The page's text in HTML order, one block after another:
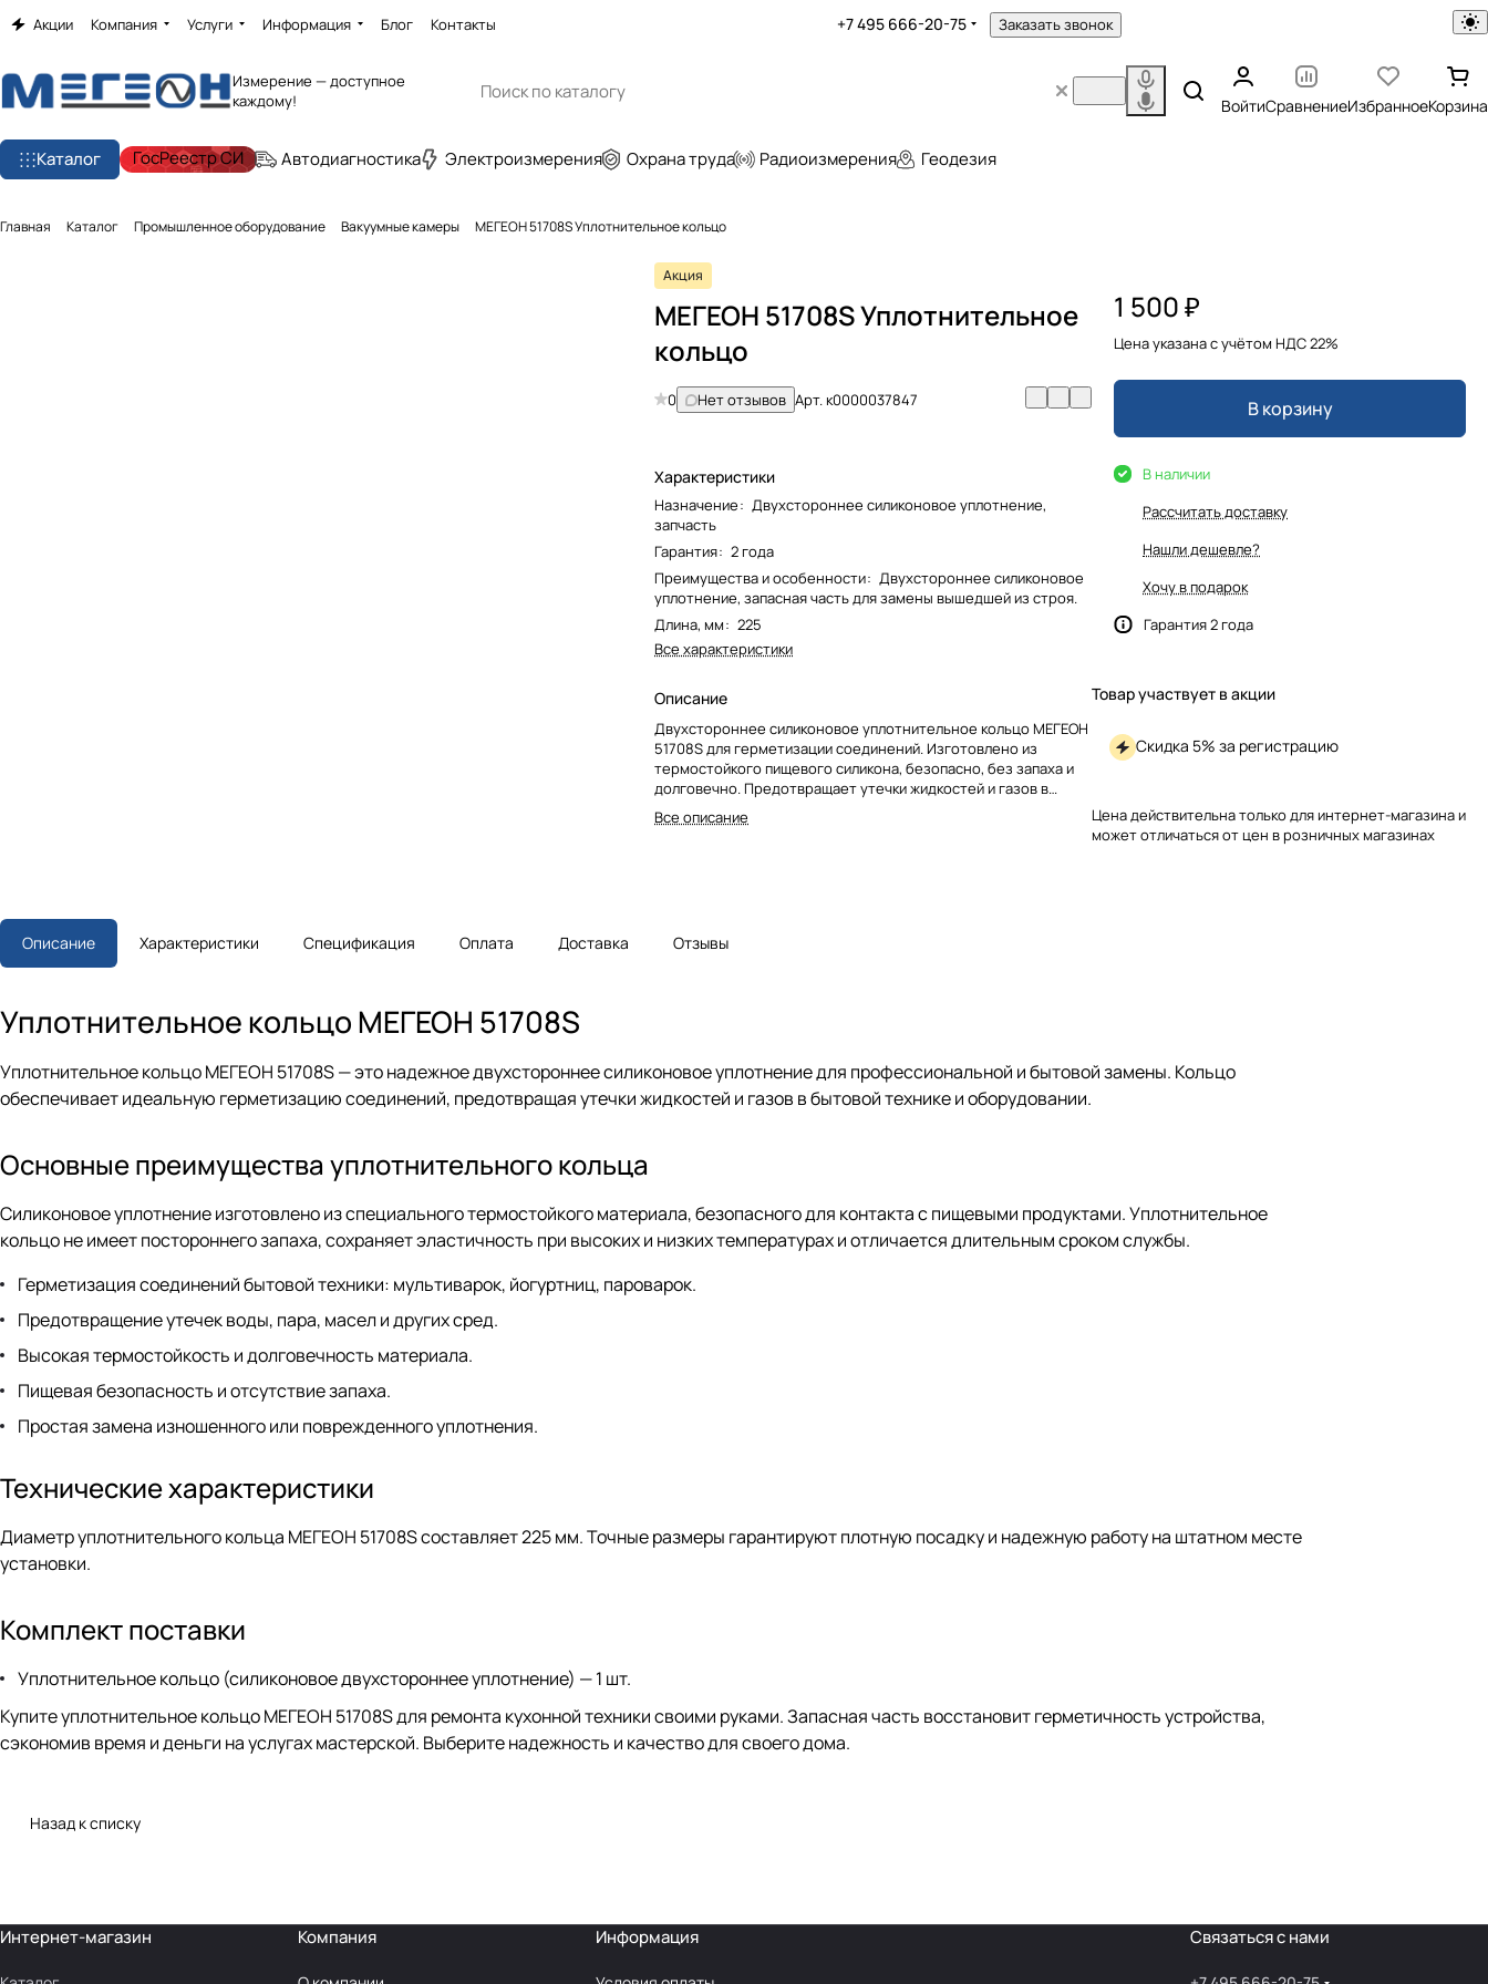
Акции Компания Услуги Информация Блог Контакты +7 495 666-20-75 Заказать звонок
Измерение — доступное
каждому!
ВойтиСравнениеИзбранноеКорзина
Каталог ГосРеестр СИ Автодиагностика Электроизмерения Охрана труда Радиоизмерения Геодезия
Главная Каталог Промышленное оборудование Вакуумные камеры МЕГЕОН 51708S Уплотнительное кольцо
Акция
МЕГЕОН 51708S Уплотнительное
кольцо
0 Нет отзывов Арт.к0000037847
Характеристики
Назначение: Двухстороннее силиконовое уплотнение,
запчасть
Гарантия: 2 года
Преимущества и особенности: Двухстороннее силиконовое
уплотнение, запасная часть для замены вышедшей из строя.
Длина, мм: 225
Все характеристики
Описание
Двухстороннее силиконовое уплотнительное кольцо МЕГЕОН
51708S для герметизации соединений. Изготовлено из
термостойкого пищевого силикона, безопасно, без запаха и
долговечно. Предотвращает утечки жидкостей и газов в
оборудовании.
Все описание
1 500 ₽
Цена указана с учётом НДС 22%
В корзину
В наличии
Рассчитать доставку
Нашли дешевле?
Хочу в подарок
Гарантия 2 года
Товар участвует в акции
Скидка 5% за регистрацию
Цена действительна только для интернет-магазина и
может отличаться от цен в розничных магазинах
Описание Характеристики Спецификация Оплата Доставка Отзывы
Уплотнительное кольцо МЕГЕОН 51708S
Уплотнительное кольцо МЕГЕОН 51708S — это надежное двухстороннее силиконовое уплотнение для профессиональной и бытовой замены. Кольцо
обеспечивает идеальную герметизацию соединений, предотвращая утечки жидкостей и газов в бытовой технике и оборудовании.
Основные преимущества уплотнительного кольца
Силиконовое уплотнение изготовлено из специального термостойкого материала, безопасного для контакта с пищевыми продуктами. Уплотнительное
кольцо не имеет постороннего запаха, сохраняет эластичность при высоких и низких температурах и отличается длительным сроком службы.
Герметизация соединений бытовой техники: мультиварок, йогуртниц, пароварок.
Предотвращение утечек воды, пара, масел и других сред.
Высокая термостойкость и долговечность материала.
Пищевая безопасность и отсутствие запаха.
Простая замена изношенного или поврежденного уплотнения.
Технические характеристики
Диаметр уплотнительного кольца МЕГЕОН 51708S составляет 225 мм. Точные размеры гарантируют плотную посадку и надежную работу на штатном месте
установки.
Комплект поставки
Уплотнительное кольцо (силиконовое двухстороннее уплотнение) — 1 шт.
Купите уплотнительное кольцо МЕГЕОН 51708S для ремонта кухонной техники своими руками. Запасная часть восстановит герметичность устройства,
сэкономив время и деньги на услугах мастерской. Выберите надежность и качество для своего дома.
Назад к списку
Интернет-магазин Компания Информация Связаться с нами